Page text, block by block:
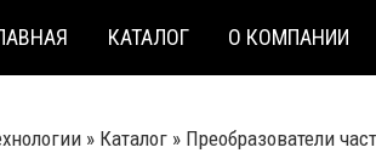
КАТАЛОГ О КОМПАНИИ
» Каталог » Преобразователи